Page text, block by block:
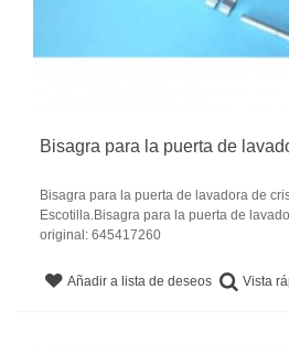
Bisagra para la puerta de
Bisagra para la puerta de lavadora de
Escotilla.Bisagra para la puerta de
original: 645417260
Añadir a lista de deseos Vista